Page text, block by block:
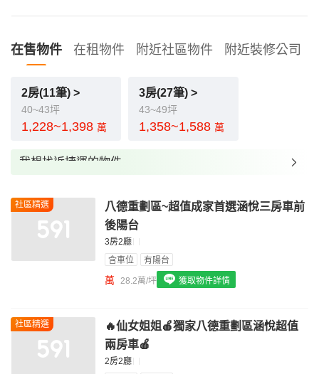
在售物件 在租物件 附近社區物件 附近裝修公司
2房(11筆) >
40~43坪
1,228~1,398 萬
3房(27筆) >
43~49坪
1,358~1,588 萬
我想找近捷運的物件
我想找配備瓦斯爐的物件
我想找廁所開窗的物件
我想找具垃圾處理的物件
社區精選
八德重劃區~超值成家首選涵悅三房車前
後陽台
3房2廳
含車位
有陽台
萬 28.2萬/坪 獲取物件詳情
社區精選
🔥仙女姐姐🍎獨家八德重劃區涵悅超值
兩房車🍎
2房2廳